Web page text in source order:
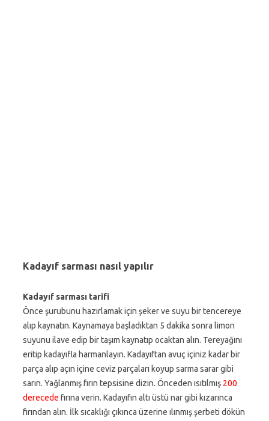
Kadayıf sarması nasıl yapılır
Kadayıf sarması tarifi
Önce şurubunu hazırlamak için şeker ve suyu bir tencereye
alıp kaynatın. Kaynamaya başladıktan 5 dakika sonra limon
suyunu ilave edip bir taşım kaynatıp ocaktan alın. Tereyağını
eritip kadayıfla harmanlayın. Kadayıftan avuç içiniz kadar bir
parça alıp açın içine ceviz parçaları koyup sarma sarar gibi
sarın. Yağlanmış fırın tepsisine dizin. Önceden ısıtılmış 200
derecede fırına verin. Kadayıfın altı üstü nar gibi kızarınca
fırından alın. İlk sıcaklığı çıkınca üzerine ılınmış şerbeti dökün